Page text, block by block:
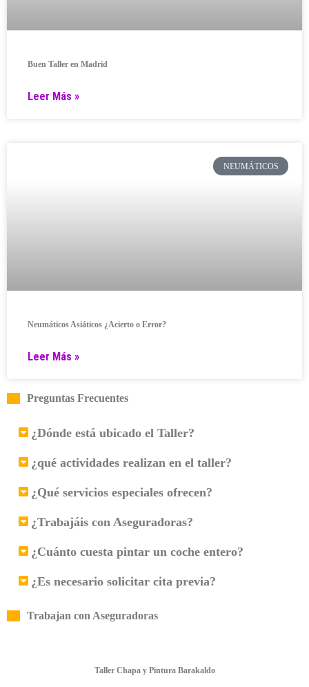
Buen Taller en Madrid
Leer Más »
NEUMÁTICOS
Neumáticos Asiáticos ¿Acierto o Error?
Leer Más »
Preguntas Frecuentes
¿Dónde está ubicado el Taller?
¿qué actividades realizan en el taller?
¿Qué servicios especiales ofrecen?
¿Trabajáis con Aseguradoras?
¿Cuánto cuesta pintar un coche entero?
¿Es necesario solicitar cita previa?
Trabajan con Aseguradoras
Taller Chapa y Pintura Barakaldo